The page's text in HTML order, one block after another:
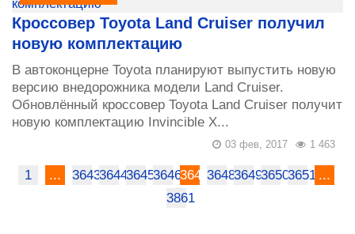
Кроссовер Toyota Land Cruiser получил
новую комплектацию
В автоконцерне Toyota планируют выпустить новую
версию внедорожника модели Land Cruiser.
Обновлённый кроссовер Toyota Land Cruiser получит
новую комплектацию Invincible X...
1 463
03 фев, 2017
1 ... 364336443645364636473648364936503651 ...
3861